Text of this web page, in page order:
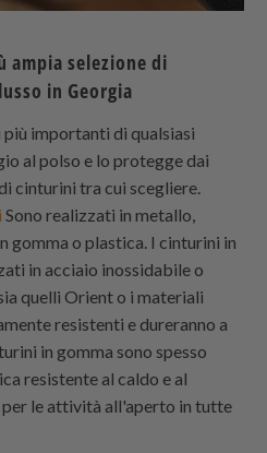
ampia selezione di
in Georgia
importanti di qualsiasi
al polso e lo protegge dai
cinturini tra cui scegliere.
Sono realizzati in metallo,
gomma o plastica. I cinturini in
in acciaio inossidabile o
quelli Orient o i materiali
resistenti e dureranno a
in gomma sono spesso
resistente al caldo e al
le attività all'aperto in tutte